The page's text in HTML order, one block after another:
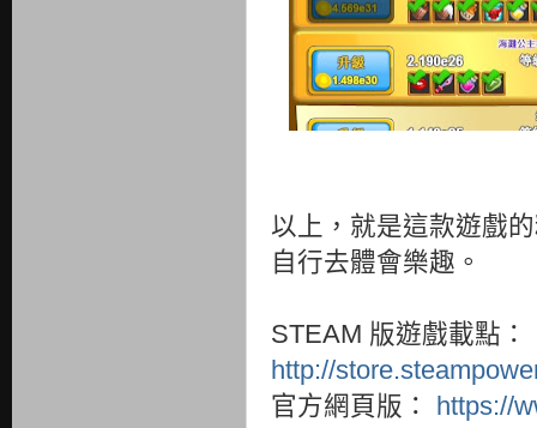
以上，就是這款遊戲
自行去體會樂趣。
STEAM 版遊戲載點：
http://
官方網頁版：
https://